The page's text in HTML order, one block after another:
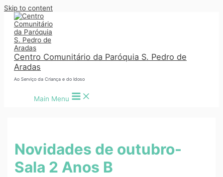
Skip to content
Centro Comunitário da Paróquia S. Pedro de
Aradas
Ao Serviço da Criança e do Idoso
Main Menu
Novidades de outubro-
Sala 2 Anos B